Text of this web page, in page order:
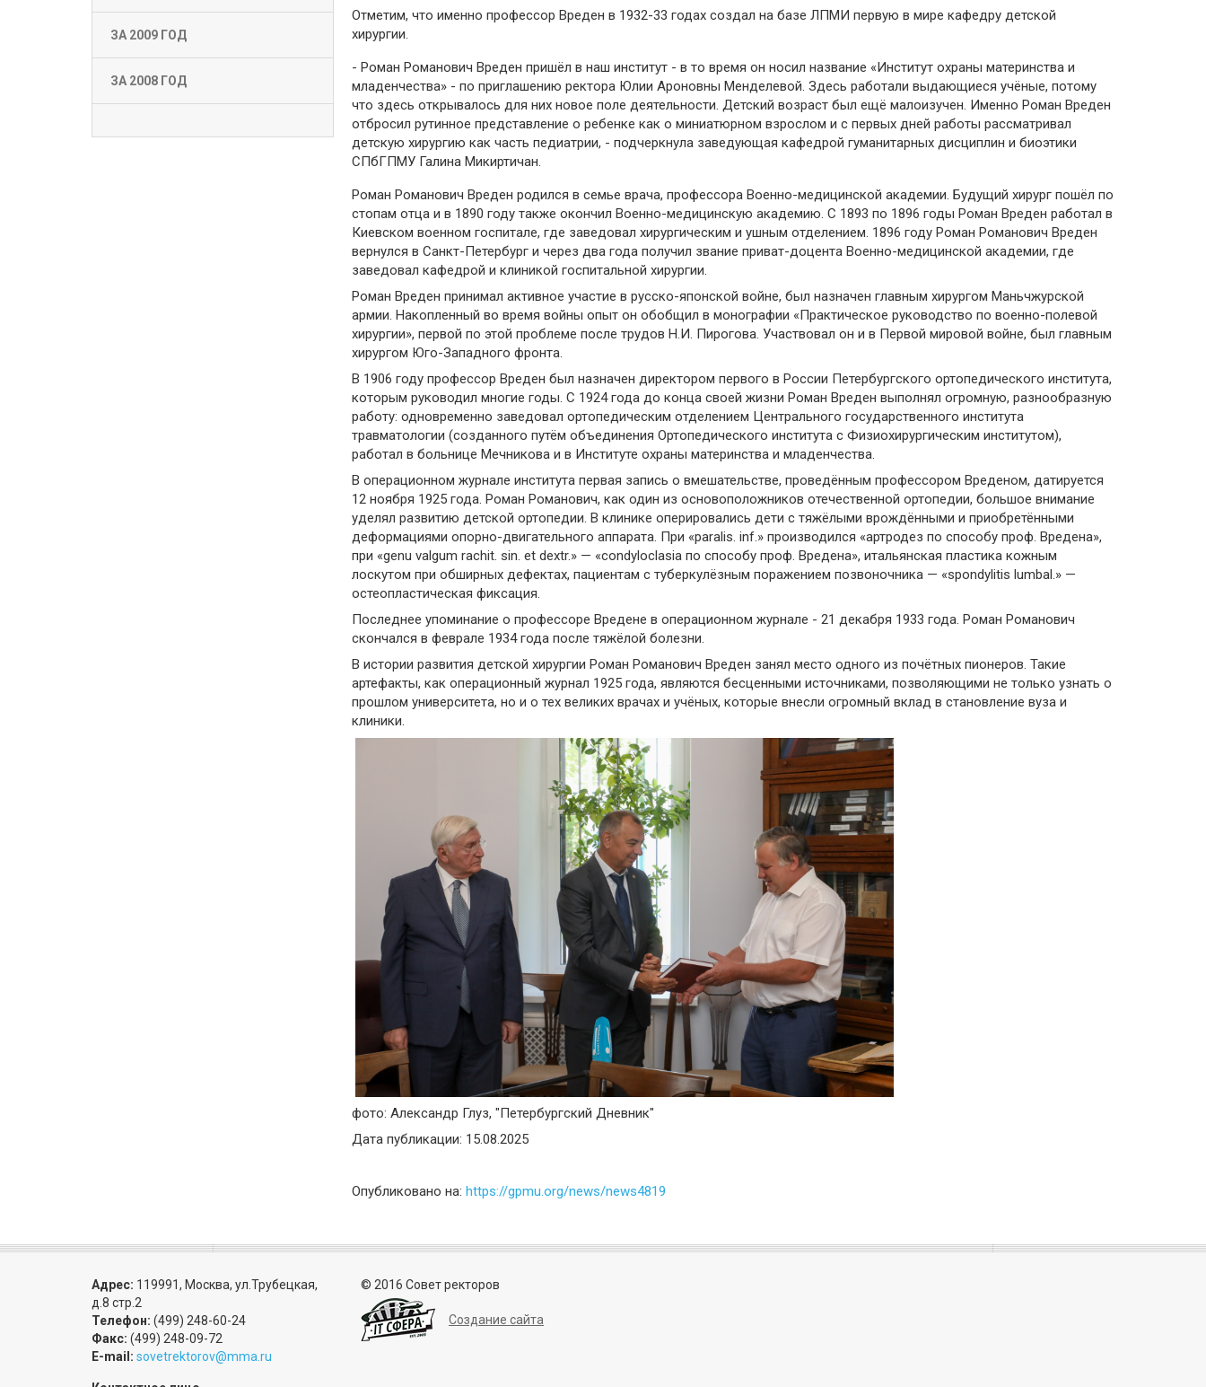
ЗА 2009 ГОД
ЗА 2008 ГОД
Отметим, что именно профессор Вреден в 1932-33 годах создал на базе ЛПМИ первую в мире кафедру детской
хирургии.
- Роман Романович Вреден пришёл в наш институт - в то время он носил название «Институт охраны материнства и
младенчества» - по приглашению ректора Юлии Ароновны Менделевой. Здесь работали выдающиеся учёные, потому
что здесь открывалось для них новое поле деятельности. Детский возраст был ещё малоизучен. Именно Роман Вреден
отбросил рутинное представление о ребенке как о миниатюрном взрослом и с первых дней работы рассматривал
детскую хирургию как часть педиатрии, - подчеркнула заведующая кафедрой гуманитарных дисциплин и биоэтики
СПбГПМУ Галина Микиртичан.
Роман Романович Вреден родился в семье врача, профессора Военно-медицинской академии. Будущий хирург пошёл по
стопам отца и в 1890 году также окончил Военно-медицинскую академию. С 1893 по 1896 годы Роман Вреден работал в
Киевском военном госпитале, где заведовал хирургическим и ушным отделением. 1896 году Роман Романович Вреден
вернулся в Санкт-Петербург и через два года получил звание приват-доцента Военно-медицинской академии, где
заведовал кафедрой и клиникой госпитальной хирургии.
Роман Вреден принимал активное участие в русско-японской войне, был назначен главным хирургом Маньчжурской
армии. Накопленный во время войны опыт он обобщил в монографии «Практическое руководство по военно-полевой
хирургии», первой по этой проблеме после трудов Н.И. Пирогова. Участвовал он и в Первой мировой войне, был главным
хирургом Юго-Западного фронта.
В 1906 году профессор Вреден был назначен директором первого в России Петербургского ортопедического института,
которым руководил многие годы. С 1924 года до конца своей жизни Роман Вреден выполнял огромную, разнообразную
работу: одновременно заведовал ортопедическим отделением Центрального государственного института
травматологии (созданного путём объединения Ортопедического института с Физиохирургическим институтом),
работал в больнице Мечникова и в Институте охраны материнства и младенчества.
В операционном журнале института первая запись о вмешательстве, проведённым профессором Вреденом, датируется
12 ноября 1925 года. Роман Романович, как один из основоположников отечественной ортопедии, большое внимание
уделял развитию детской ортопедии. В клинике оперировались дети с тяжёлыми врождёнными и приобретёнными
деформациями опорно-двигательного аппарата. При «paralis. inf.» производился «артродез по способу проф. Вредена»,
при «genu valgum rachit. sin. et dextr.» — «condyloclasia по способу проф. Вредена», итальянская пластика кожным
лоскутом при обширных дефектах, пациентам с туберкулёзным поражением позвоночника — «spondylitis lumbal.» —
остеопластическая фиксация.
Последнее упоминание о профессоре Вредене в операционном журнале - 21 декабря 1933 года. Роман Романович
скончался в феврале 1934 года после тяжёлой болезни.
В истории развития детской хирургии Роман Романович Вреден занял место одного из почётных пионеров. Такие
артефакты, как операционный журнал 1925 года, являются бесценными источниками, позволяющими не только узнать о
прошлом университета, но и о тех великих врачах и учёных, которые внесли огромный вклад в становление вуза и
клиники.
фото: Александр Глуз, "Петербургский Дневник"
Дата публикации: 15.08.2025
Опубликовано на: https://gpmu.org/news/news4819
Адрес: 119991, Москва, ул.Трубецкая,
д.8 стр.2
Телефон: (499) 248-60-24
Факс: (499) 248-09-72
E-mail: sovetrektorov@mma.ru
© 2016 Совет ректоров
Создание сайта